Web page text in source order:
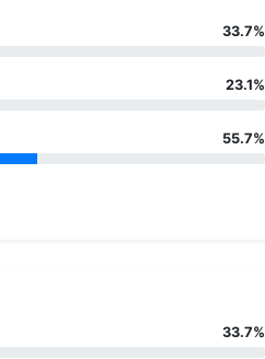
33.7%
23.1%
55.7%
33.7%